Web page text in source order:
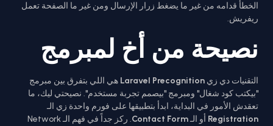
الخطأ قدامه من غير ما يضغط زرار الإرسال ومن غير ما الصفحة تعمل
ريفريش.
نصيحة من أخ لمبرمج
التقنيات دي زي Laravel Precognition هي اللي بتفرق بين مبرمج
"بيكتب كود شغال" ومبرمج "بيصمم تجربة مستخدم". نصيحتي ليك، ما
تعقدش الأمور في البداية، ابدأ بتطبيقها على فورم واحدة زي الـ
Registration أو الـContact Form
. ركز جداً في فهم الـ Network